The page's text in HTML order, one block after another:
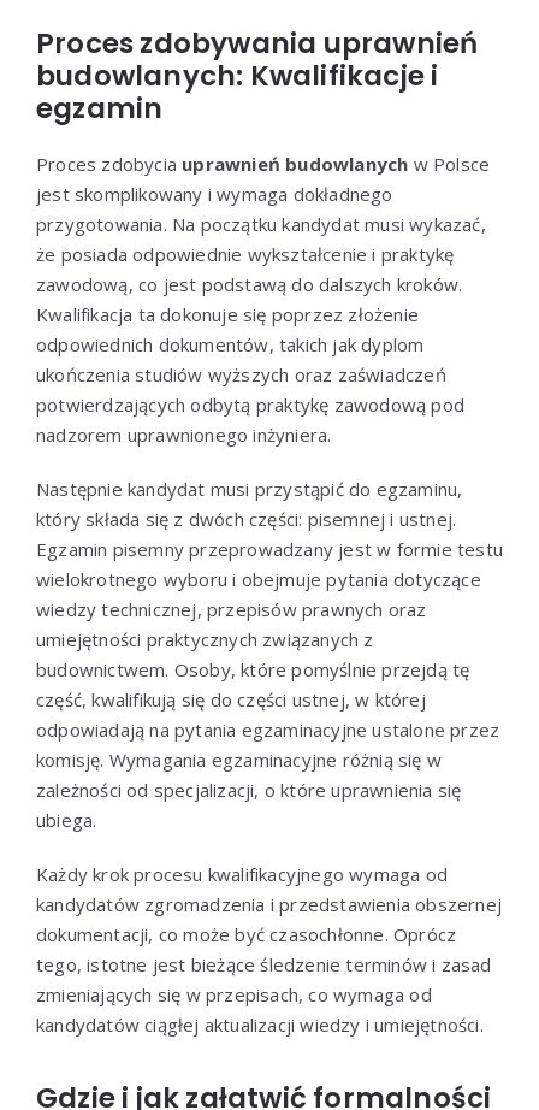
Proces zdobywania uprawnień
budowlanych: Kwalifikacje i
egzamin
Proces zdobycia uprawnień budowlanych w Polsce
jest skomplikowany i wymaga dokładnego
przygotowania. Na początku kandydat musi wykazać,
że posiada odpowiednie wykształcenie i praktykę
zawodową, co jest podstawą do dalszych kroków.
Kwalifikacja ta dokonuje się poprzez złożenie
odpowiednich dokumentów, takich jak dyplom
ukończenia studiów wyższych oraz zaświadczeń
potwierdzających odbytą praktykę zawodową pod
nadzorem uprawnionego inżyniera.
Następnie kandydat musi przystąpić do egzaminu,
który składa się z dwóch części: pisemnej i ustnej.
Egzamin pisemny przeprowadzany jest w formie testu
wielokrotnego wyboru i obejmuje pytania dotyczące
wiedzy technicznej, przepisów prawnych oraz
umiejętności praktycznych związanych z
budownictwem. Osoby, które pomyślnie przejdą tę
część, kwalifikują się do części ustnej, w której
odpowiadają na pytania egzaminacyjne ustalone przez
komisję. Wymagania egzaminacyjne różnią się w
zależności od specjalizacji, o które uprawnienia się
ubiega.
Każdy krok procesu kwalifikacyjnego wymaga od
kandydatów zgromadzenia i przedstawienia obszernej
dokumentacji, co może być czasochłonne. Oprócz
tego, istotne jest bieżące śledzenie terminów i zasad
zmieniających się w przepisach, co wymaga od
kandydatów ciągłej aktualizacji wiedzy i umiejętności.
Gdzie i jak załatwić formalności